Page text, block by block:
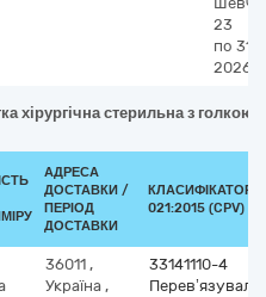
23
по 31-
2026
хірургічна стерильна з
АДРЕСА
ДОСТАВКИ /
ПЕРІОД
ДОСТАВКИ
КЛАСИФІКАТОР
021:2015 (CPV)
36011 ,
Україна ,
33141110-4